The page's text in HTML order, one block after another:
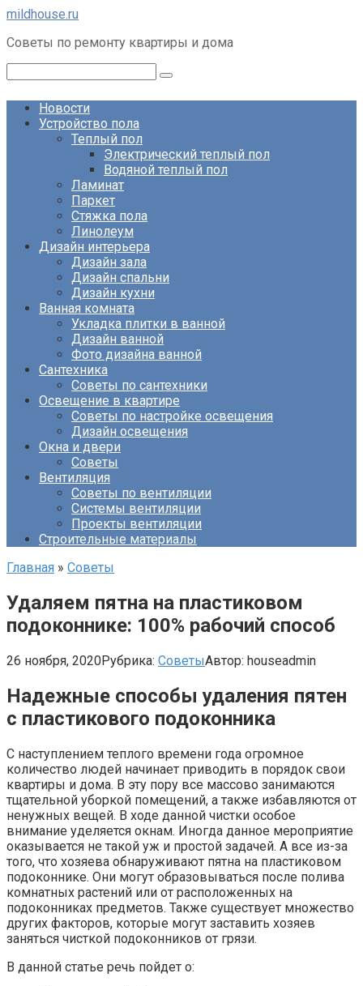
Перейти
контенту
mildhouse.ru
Советы по ремонту квартиры и дома
Новости
Устройство пола
Теплый пол
Электрический теплый пол
Водяной теплый пол
Ламинат
Паркет
Стяжка пола
Линолеум
Дизайн интерьера
Дизайн зала
Дизайн спальни
Дизайн кухни
Ванная комната
Укладка плитки в ванной
Дизайн ванной
Фото дизайна ванной
Сантехника
Советы по сантехники
Освещение в квартире
Советы по настройке освещения
Дизайн освещения
Окна и двери
Советы
Вентиляция
Советы по вентиляции
Системы вентиляции
Проекты вентиляции
Строительные материалы
Главная » Советы
Удаляем пятна на пластиковом
подоконнике: 100% рабочий способ
26 ноября, 2020Рубрика: СоветыАвтор: houseadmin
Надежные способы удаления пятен
с пластикового подоконника
С наступлением теплого времени года огромное
количество людей начинает приводить в порядок свои
квартиры и дома. В эту пору все массово занимаются
тщательной уборкой помещений, а также избавляются от
ненужных вещей. В ходе данной чистки особое
внимание уделяется окнам. Иногда данное мероприятие
оказывается не такой уж и простой задачей. А все из-за
того, что хозяева обнаруживают пятна на пластиковом
подоконнике. Они могут образовываться после полива
комнатных растений или от расположенных на
подоконниках предметов. Также существует множество
других факторов, которые могут заставить хозяев
заняться чисткой подоконников от грязи.
В данной статье речь пойдет о: